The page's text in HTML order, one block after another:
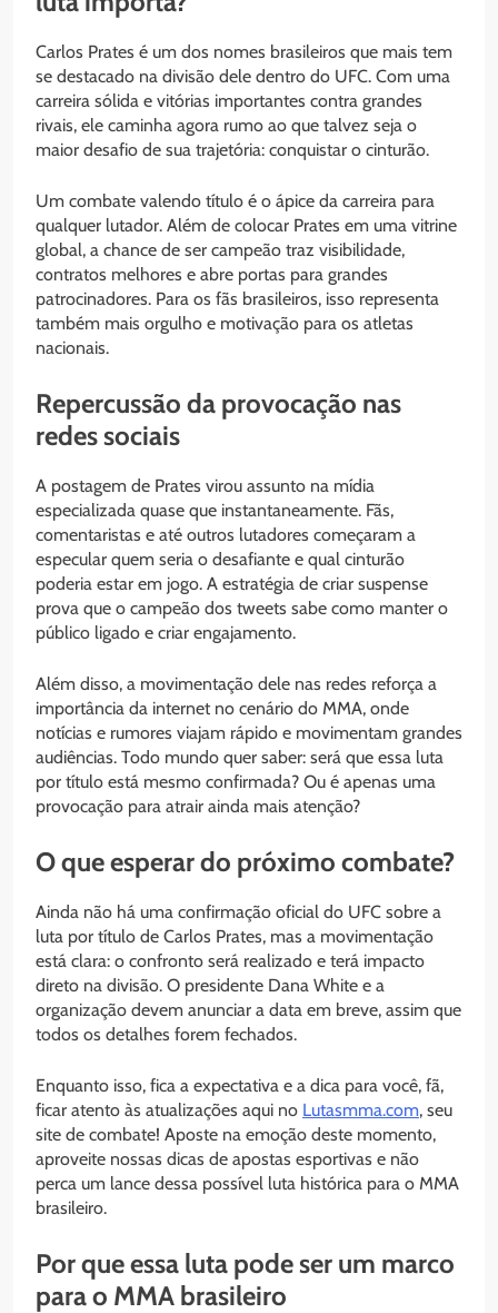
Carlos Prates é um dos nomes brasileiros que mais tem
se destacado na divisão dele dentro do UFC. Com uma
carreira sólida e vitórias importantes contra grandes
rivais, ele caminha agora rumo ao que talvez seja o
maior desafio de sua trajetória: conquistar o cinturão.
Um combate valendo título é o ápice da carreira para
qualquer lutador. Além de colocar Prates em uma vitrine
global, a chance de ser campeão traz visibilidade,
contratos melhores e abre portas para grandes
patrocinadores. Para os fãs brasileiros, isso representa
também mais orgulho e motivação para os atletas
nacionais.
Repercussão da provocação nas
redes sociais
A postagem de Prates virou assunto na mídia
especializada quase que instantaneamente. Fãs,
comentaristas e até outros lutadores começaram a
especular quem seria o desafiante e qual cinturão
poderia estar em jogo. A estratégia de criar suspense
prova que o campeão dos tweets sabe como manter o
público ligado e criar engajamento.
Além disso, a movimentação dele nas redes reforça a
importância da internet no cenário do MMA, onde
notícias e rumores viajam rápido e movimentam grandes
audiências. Todo mundo quer saber: será que essa luta
por título está mesmo confirmada? Ou é apenas uma
provocação para atrair ainda mais atenção?
O que esperar do próximo combate?
Ainda não há uma confirmação oficial do UFC sobre a
luta por título de Carlos Prates, mas a movimentação
está clara: o confronto será realizado e terá impacto
direto na divisão. O presidente Dana White e a
organização devem anunciar a data em breve, assim que
todos os detalhes forem fechados.
Enquanto isso, fica a expectativa e a dica para você, fã,
ficar atento às atualizações aqui no Lutasmma.com, seu
site de combate! Aposte na emoção deste momento,
aproveite nossas dicas de apostas esportivas e não
perca um lance dessa possível luta histórica para o MMA
brasileiro.
Por que essa luta pode ser um marco
para o MMA brasileiro